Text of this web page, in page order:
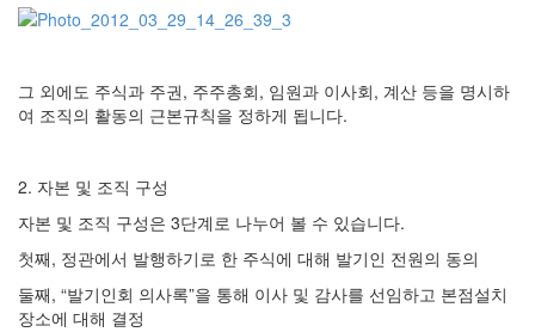
그 외에도 주식과 주권, 주주총회, 임원과 이사회, 계산 등을 명시하
여 조직의 활동의 근본규칙을 정하게 됩니다.
2. 자본 및 조직 구성
자본 및 조직 구성은 3단계로 나누어 볼 수 있습니다.
첫째, 정관에서 발행하기로 한 주식에 대해 발기인 전원의 동의
둘째, “발기인회 의사록”을 통해 이사 및 감사를 선임하고 본점설치
장소에 대해 결정